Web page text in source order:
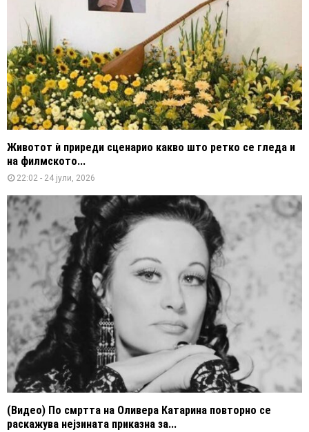
Животот ѝ приреди сценарио какво што ретко се гледа и
на филмското...
22:02 - 24 јули, 2026
(Видео) По смртта на Оливера Катарина повторно се
раскажува нејзината приказна за...